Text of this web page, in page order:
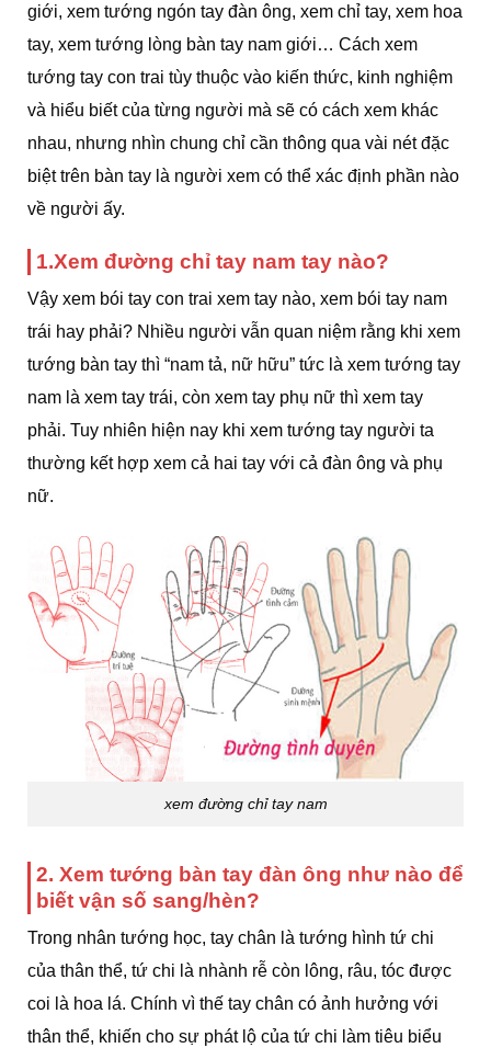
giới, xem tướng ngón tay đàn ông, xem chỉ tay, xem hoa
tay, xem tướng lòng bàn tay nam giới… Cách xem
tướng tay con trai tùy thuộc vào kiến thức, kinh nghiệm
và hiểu biết của từng người mà sẽ có cách xem khác
nhau, nhưng nhìn chung chỉ cần thông qua vài nét đặc
biệt trên bàn tay là người xem có thể xác định phần nào
về người ấy.
1.Xem đường chỉ tay nam tay nào?
Vậy xem bói tay con trai xem tay nào, xem bói tay nam
trái hay phải? Nhiều người vẫn quan niệm rằng khi xem
tướng bàn tay thì “nam tả, nữ hữu” tức là xem tướng tay
nam là xem tay trái, còn xem tay phụ nữ thì xem tay
phải. Tuy nhiên hiện nay khi xem tướng tay người ta
thường kết hợp xem cả hai tay với cả đàn ông và phụ
nữ.
xem đường chỉ tay nam
2. Xem tướng bàn tay đàn ông như nào để
biết vận số sang/hèn?
Trong nhân tướng học, tay chân là tướng hình tứ chi
của thân thể, tứ chi là nhành rễ còn lông, râu, tóc được
coi là hoa lá. Chính vì thế tay chân có ảnh hưởng với
thân thể, khiến cho sự phát lộ của tứ chi làm tiêu biểu